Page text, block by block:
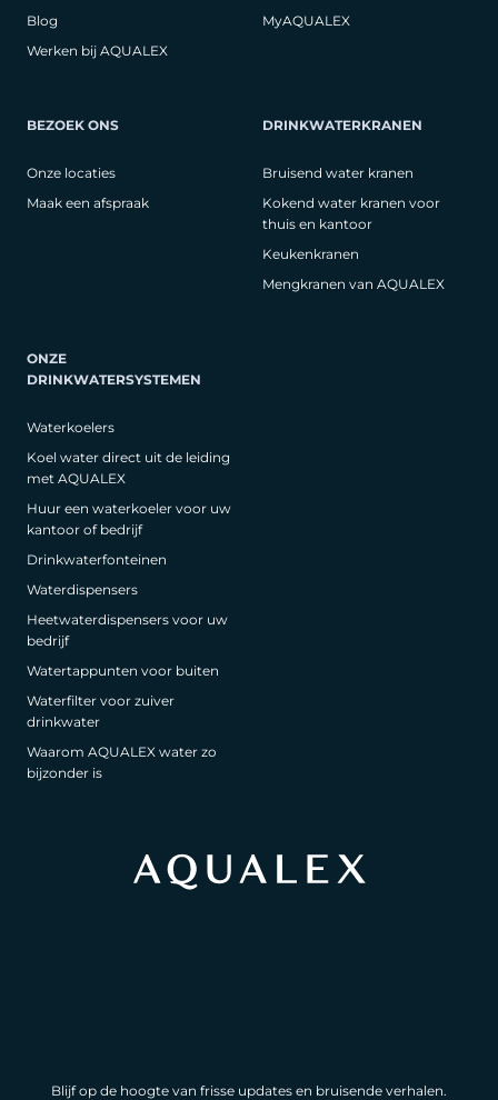
Blog
Werken bij AQUALEX
MyAQUALEX
BEZOEK ONS
Onze locaties
Maak een afspraak
DRINKWATERKRANEN
Bruisend water kranen
Kokend water kranen voor
thuis en kantoor
Keukenkranen
Mengkranen van AQUALEX
ONZE
DRINKWATERSYSTEMEN
Waterkoelers
Koel water direct uit de leiding
met AQUALEX
Huur een waterkoeler voor uw
kantoor of bedrijf
Drinkwaterfonteinen
Waterdispensers
Heetwaterdispensers voor uw
bedrijf
Watertappunten voor buiten
Waterfilter voor zuiver
drinkwater
Waarom AQUALEX water zo
bijzonder is
Blijf op de hoogte van frisse updates en bruisende verhalen.